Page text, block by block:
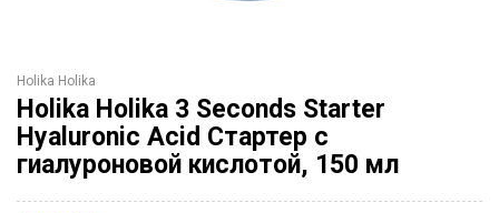
Holika Holika
Holika Holika 3 Seconds Starter
Hyaluronic Acid Стартер с
гиалуроновой кислотой, 150 мл